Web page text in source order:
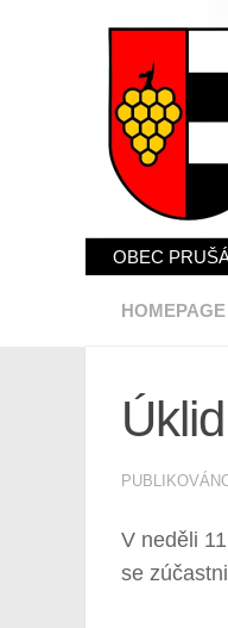
Skip to content
OBEC
HOMEPAGE
V neděli
se